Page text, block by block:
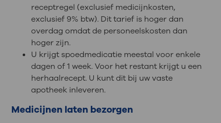
receptregel (exclusief medicijnkosten,
exclusief 9% btw). Dit tarief is hoger dan
overdag omdat de personeelskosten dan
hoger zijn.
U krijgt spoedmedicatie meestal voor enkele
dagen of 1 week. Voor het restant krijgt u een
herhaalrecept. U kunt dit bij uw vaste
apotheek inleveren.
Medicijnen laten bezorgen